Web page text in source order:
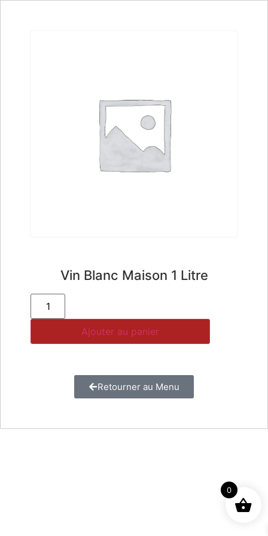
Vin Blanc Maison 1 Litre
Ajouter au panier
Retourner au Menu
0